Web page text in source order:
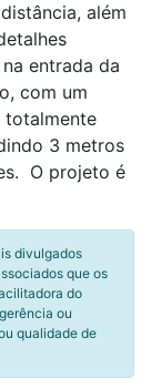
além
entrada da
com um
totalmente
3 metros
O projeto é
divulgados
que os
do
ou
qualidade de